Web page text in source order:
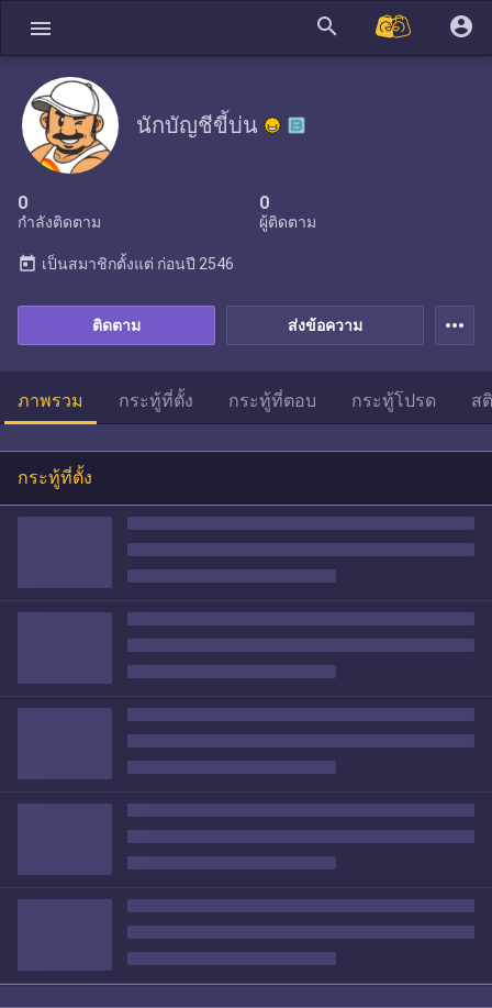
menu search account_circle
นักบัญชีขี้บ่น
0
กำลังติดตาม
0
ผู้ติดตาม
ส่งข้อความ
ติดตาม
today เป็นสมาชิกตั้งแต่ ก่อนปี 2546
more_horiz
ภาพรวม กระทู้ที่ตั้ง กระทู้ที่ตอบ กระทู้โปรด ส
กระทู้ที่ตั้ง